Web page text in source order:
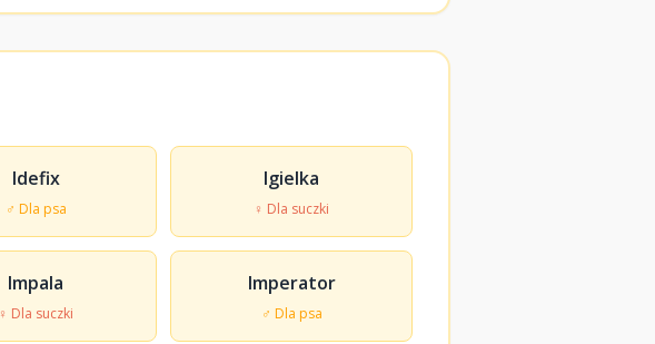
Idefix
♂ Dla psa
Igielka
♀ Dla suczki
Impala
♀ Dla suczki
Imperator
♂ Dla psa